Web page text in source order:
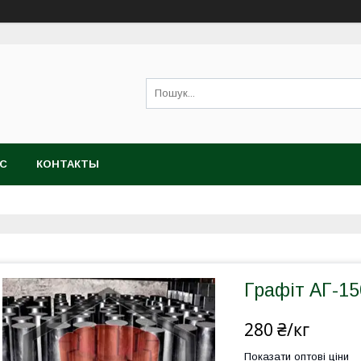
КОНТАКТЫ
Графіт АГ-
280 ₴/кг
Показати оптові ціни